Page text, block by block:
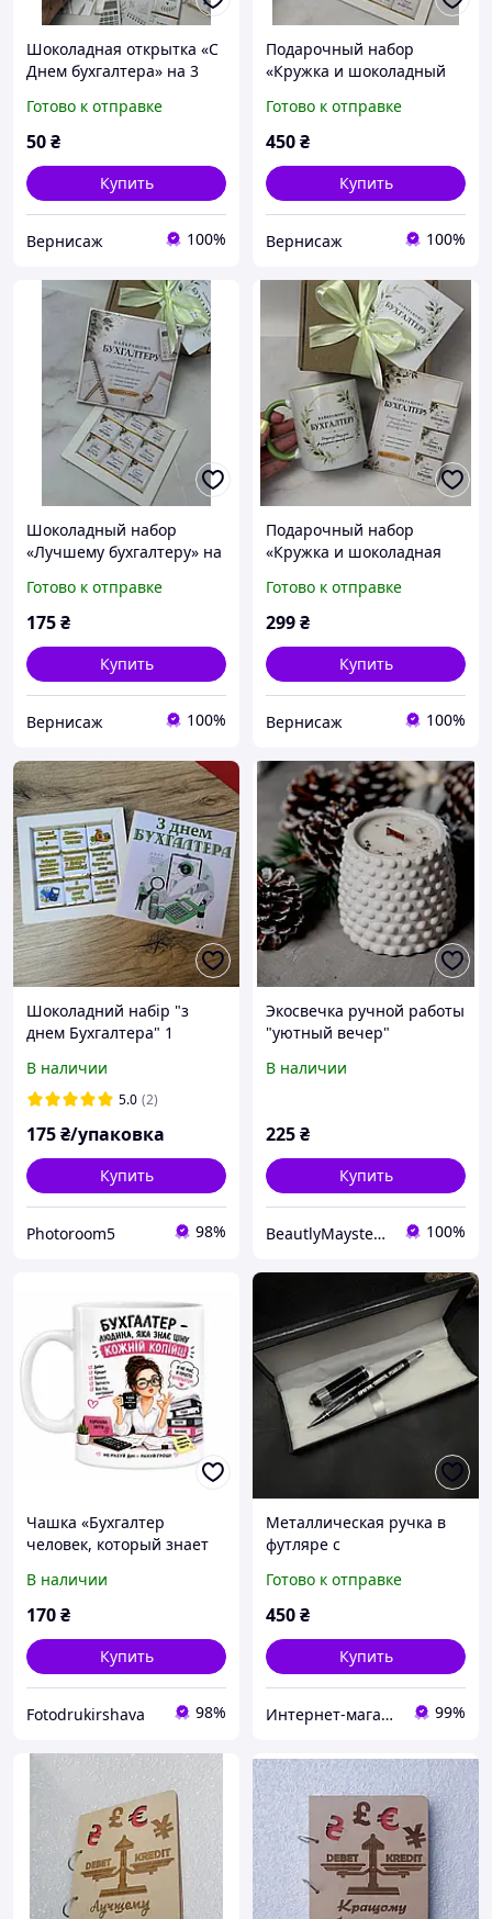
Шоколадная открытка «С
Днем бухгалтера» на 3
бухгалтеру, финансисту,
экономисту
Готово к отправке
50₴
Купить
Вернисаж 100%
Подарочный набор
«Кружка и шоколадный
шоколадок, подарок
бухгалтеру
Готово к отправке
450₴
Купить
Вернисаж 100%
Шоколадный набор
«Лучшему бухгалтеру» на
бухгалтеру, финансисту,
экономисту
Готово к отправке
175₴
Купить
Вернисаж 100%
Подарочный набор
«Кружка и шоколадная
Подарок бухгалтеру,
финансисту
Готово к отправке
299₴
Купить
Вернисаж 100%
Шоколадний набір "з
днем Бухгалтера" 1
В наличии
5.0 (2)
175₴/упаковка
Купить
Photoroom5 98%
Экосвечка ручной работы
"уютный вечер"
В наличии
225₴
Купить
BeautlyMaysternya 100%
Чашка «Бухгалтер
человек, который знает
330 мл
В наличии
170₴
Купить
Fotodrukirshava 98%
Металлическая ручка в
футляре с
гравировкой
Готово к отправке
450₴
Купить
Интернет-магазин «GravPresent» 99%